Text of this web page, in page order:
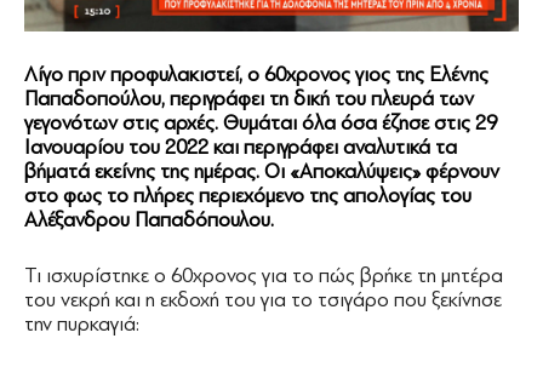
Λίγο πριν προφυλακιστεί, ο 60χρονος γιος της Ελένης
Παπαδοπούλου, περιγράφει τη δική του πλευρά των
γεγονότων στις αρχές. Θυμάται όλα όσα έζησε στις 29
Ιανουαρίου του 2022 και περιγράφει αναλυτικά τα
βήματά εκείνης της ημέρας. Οι «Αποκαλύψεις» φέρνουν
στο φως το πλήρες περιεχόμενο της απολογίας του
Αλέξανδρου Παπαδόπουλου.
Τι ισχυρίστηκε ο 60χρονος για το πώς βρήκε τη μητέρα
του νεκρή και η εκδοχή του για το τσιγάρο που ξεκίνησε
την πυρκαγιά: